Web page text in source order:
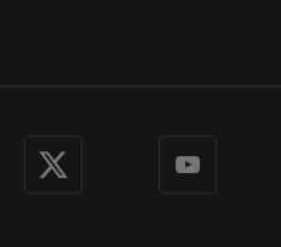
X YouTube